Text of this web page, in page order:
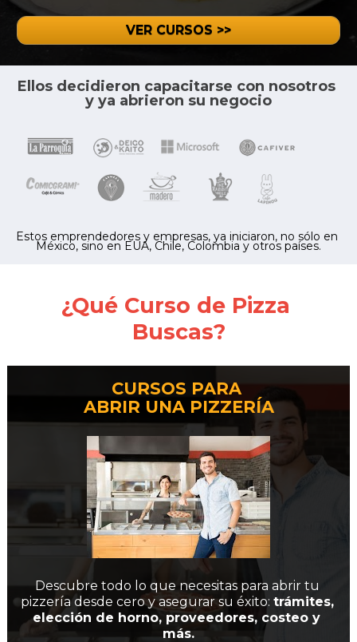
VER CURSOS >>
Ellos decidieron capacitarse con nosotros
y ya abrieron su negocio
Estos emprendedores y empresas, ya iniciaron, no sólo en
México, sino en EUA, Chile, Colombia y otros países.
¿Qué Curso de Pizza
Buscas?
CURSOS PARA
ABRIR UNA PIZZERÍA
Descubre todo lo que necesitas para abrir tu
pizzería desde cero y asegurar su éxito: trámites,
elección de horno, proveedores, costeo y
más.